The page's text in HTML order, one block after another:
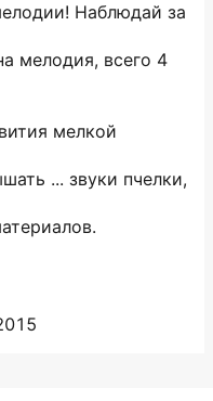
Наблюдай за
мелодия, всего 4
мелкой
... звуки пчелки,